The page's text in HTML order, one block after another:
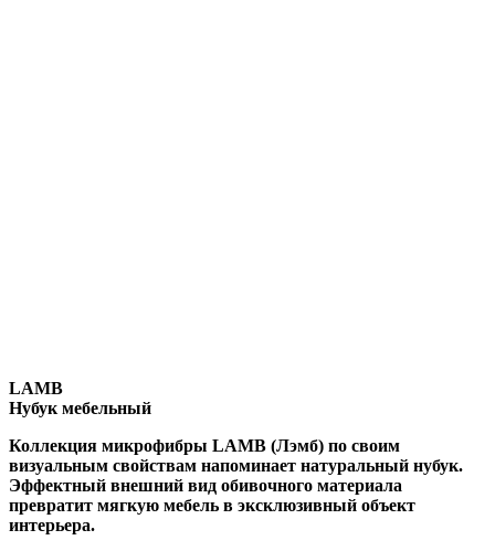
LAMB
Нубук мебельный
Коллекция микрофибры LAMB (Лэмб) по своим
визуальным свойствам напоминает натуральный нубук.
Эффектный внешний вид обивочного материала
превратит мягкую мебель в эксклюзивный объект
интерьера.